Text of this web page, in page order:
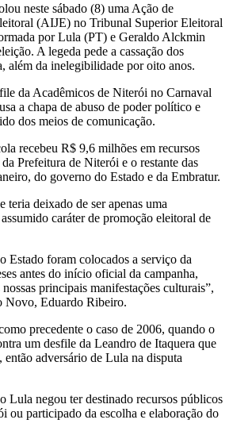
neste sábado (8) uma Ação de
(AIJE) no Tribunal Superior Eleitoral
por Lula (PT) e Geraldo Alckmin
A legeda pede a cassação dos
além da inelegibilidade por oito anos.
da Acadêmicos de Niterói no Carnaval
a chapa de abuso de poder político e
dos meios de comunicação.
recebeu R$ 9,6 milhões em recursos
Prefeitura de Niterói e o restante das
do governo do Estado e da Embratur.
teria deixado de ser apenas uma
caráter de promoção eleitoral de
Estado foram colocados a serviço da
antes do início oficial da campanha,
principais manifestações culturais”,
Novo, Eduardo Ribeiro.
precedente o caso de 2006, quando o
um desfile da Leandro de Itaquera que
adversário de Lula na disputa
Lula negou ter destinado recursos públicos
ou participado da escolha e elaboração do